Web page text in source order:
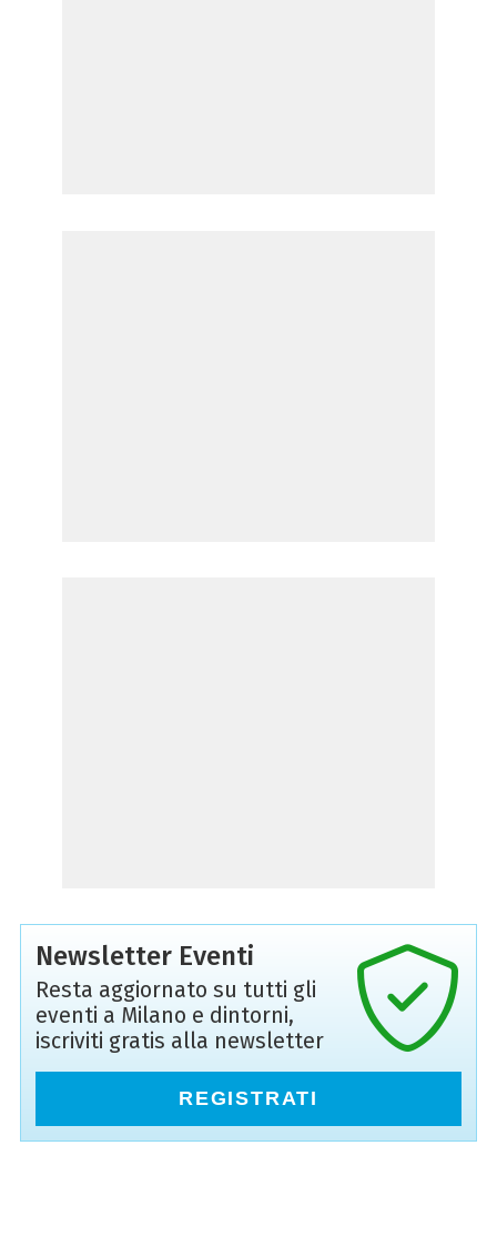
Newsletter Eventi
Resta aggiornato su tutti gli
eventi a Milano e dintorni,
iscriviti gratis alla newsletter
REGISTRATI